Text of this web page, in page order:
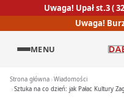
Uwaga! Upał st.3 (
Uwaga!
MENU
Strona główna Wiadomości
Sztuka na co dzień: jak Pałac Kultury